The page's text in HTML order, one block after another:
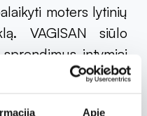
Apie
moters lytinių
VAGISAN siūlo
intymiai
yra tokie